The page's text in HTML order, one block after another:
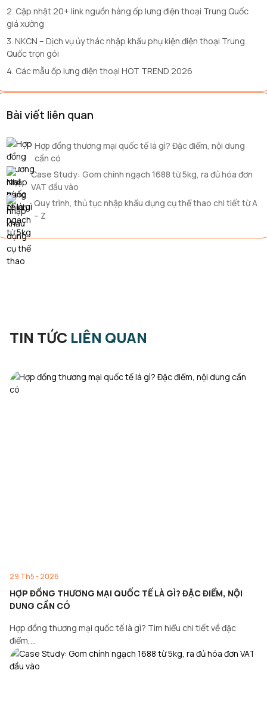
2. Cập nhật 20+ link nguồn hàng ốp lưng điện thoại Trung Quốc
giá xưởng
3. NKCN – Dịch vụ ủy thác nhập khẩu phụ kiện điện thoại Trung
Quốc trọn gói
4. Các mẫu ốp lưng điện thoại HOT TREND 2026
Bài viết liên quan
Hợp đồng thương mại quốc tế là gì? Đặc điểm, nội dung
cần có
Case Study: Gom chính ngạch 1688 từ 5kg, ra đủ hóa đơn
VAT đầu vào
Quy trình, thủ tục nhập khẩu dụng cụ thể thao chi tiết từ A
– Z
TIN TỨC LIÊN QUAN
29 Th5 - 2026
HỢP ĐỒNG THƯƠNG MẠI QUỐC TẾ LÀ GÌ? ĐẶC ĐIỂM, NỘI
DUNG CẦN CÓ
Hợp đồng thương mại quốc tế là gì? Tìm hiểu chi tiết về đặc
điểm,…